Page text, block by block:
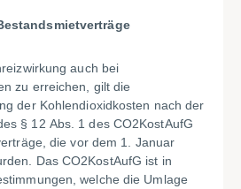
auch bei
zu erreichen, gilt die
der Kohlendioxidkosten nach der
§ 12 Abs. 1 des CO2KostAufG
die vor dem 1. Januar
Das CO2KostAufG ist in
welche die Umlage